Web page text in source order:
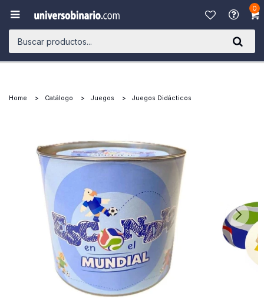
0

Home Catálogo Juegos Juegos Didácticos